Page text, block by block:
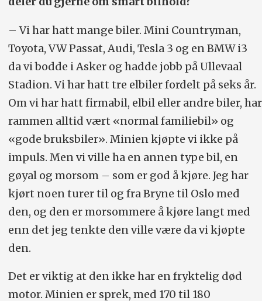
– Vi har hatt mange biler. Mini Countryman,
Toyota, VW Passat, Audi, Tesla 3 og en BMW i3
da vi bodde i Asker og hadde jobb på Ullevaal
Stadion. Vi har hatt tre elbiler fordelt på seks år.
Om vi har hatt firmabil, elbil eller andre biler, har
rammen alltid vært «normal familiebil» og
«gode bruksbiler». Minien kjøpte vi ikke på
impuls. Men vi ville ha en annen type bil, en
gøyal og morsom – som er god å kjøre. Jeg har
kjørt noen turer til og fra Bryne til Oslo med
den, og den er morsommere å kjøre langt med
enn det jeg tenkte den ville være da vi kjøpte
den.
Det er viktig at den ikke har en fryktelig død
motor. Minien er sprek, med 170 til 180